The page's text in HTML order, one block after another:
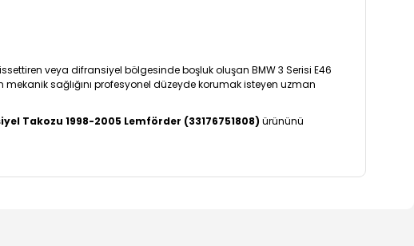
veya difransiyel bölgesinde boşluk oluşan BMW 3 Serisi E46
sağlığını profesyonel düzeyde korumak isteyen uzman
Takozu 1998-2005 Lemförder (33176751808) ürününü